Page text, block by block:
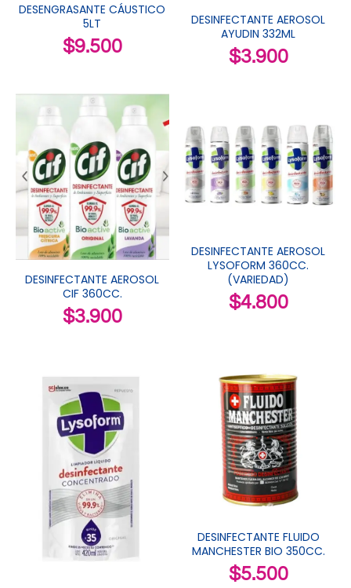
DESENGRASANTE CÁUSTICO
5LT
$9.500
DESINFECTANTE AEROSOL
AYUDIN 332ML
$3.900
DESINFECTANTE AEROSOL
CIF 360CC.
$3.900
DESINFECTANTE AEROSOL
LYSOFORM 360CC.
(VARIEDAD)
$4.800
DESINFECTANTE FLUIDO
MANCHESTER BIO 350CC.
$5.500